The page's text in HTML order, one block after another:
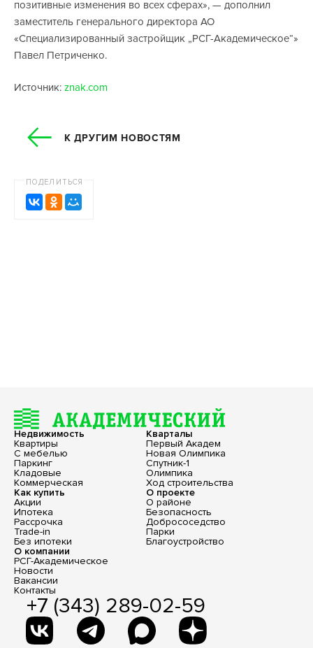
позитивные изменения во всех сферах», — дополнил
заместитель генерального директора АО
«Специализированный застройщик „РСГ-Академическое“»
Павел Петриченко.
Источник: znak.com
К ДРУГИМ НОВОСТЯМ
ПОДЕЛИТЬСЯ
Недвижимость
Квартиры
С мебелью
Паркинг
Кладовые
Коммерческая
Кварталы
Первый Академ
Новая Олимпика
Спутник-1
Олимпика
Ход строительства
Как купить
Акции
Ипотека
Рассрочка
Trade-in
Без ипотеки
О проекте
О районе
Безопасность
Добрососедство
Парки
Благоустройство
О компании
РСГ-Академическое
Новости
Вакансии
Контакты
+7 (343) 289-02-59